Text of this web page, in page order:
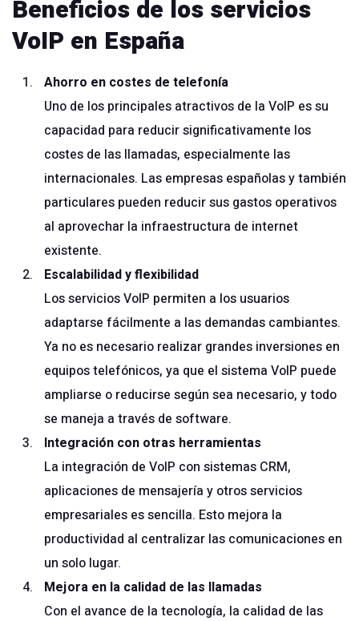
Beneficios de los servicios
VoIP en España
Ahorro en costes de telefonía
Uno de los principales atractivos de la VoIP es su
capacidad para reducir significativamente los
costes de las llamadas, especialmente las
internacionales. Las empresas españolas y también
particulares pueden reducir sus gastos operativos
al aprovechar la infraestructura de internet
existente.
Escalabilidad y flexibilidad
Los servicios VoIP permiten a los usuarios
adaptarse fácilmente a las demandas cambiantes.
Ya no es necesario realizar grandes inversiones en
equipos telefónicos, ya que el sistema VoIP puede
ampliarse o reducirse según sea necesario, y todo
se maneja a través de software.
Integración con otras herramientas
La integración de VoIP con sistemas CRM,
aplicaciones de mensajería y otros servicios
empresariales es sencilla. Esto mejora la
productividad al centralizar las comunicaciones en
un solo lugar.
Mejora en la calidad de las llamadas
Con el avance de la tecnología, la calidad de las